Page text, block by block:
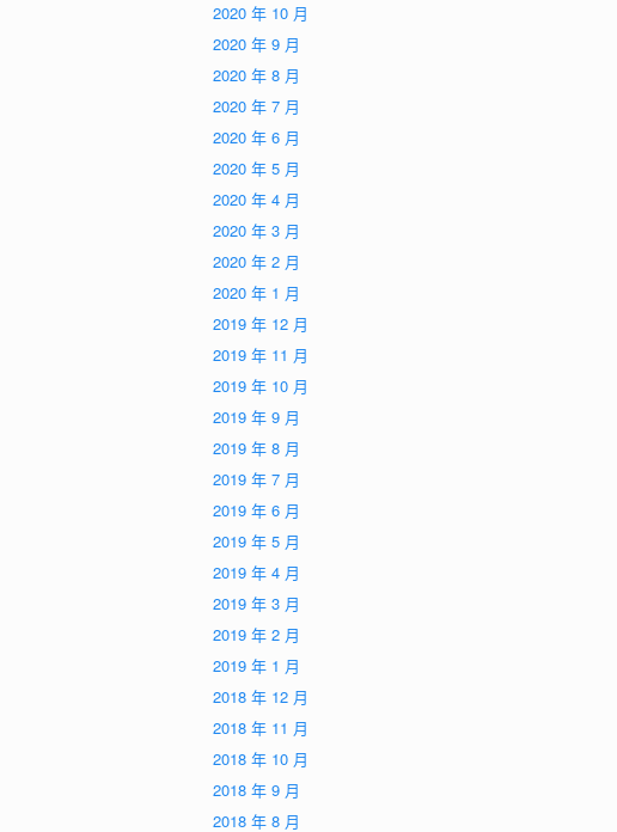
2020 年 10 月
2020 年 9 月
2020 年 8 月
2020 年 7 月
2020 年 6 月
2020 年 5 月
2020 年 4 月
2020 年 3 月
2020 年 2 月
2020 年 1 月
2019 年 12 月
2019 年 11 月
2019 年 10 月
2019 年 9 月
2019 年 8 月
2019 年 7 月
2019 年 6 月
2019 年 5 月
2019 年 4 月
2019 年 3 月
2019 年 2 月
2019 年 1 月
2018 年 12 月
2018 年 11 月
2018 年 10 月
2018 年 9 月
2018 年 8 月